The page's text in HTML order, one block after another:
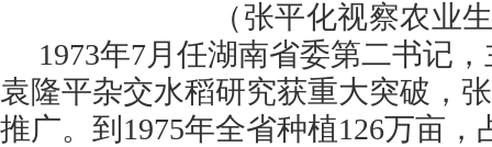
（张平化视察农业
1973年7月任湖南省委第二书记
袁隆平杂交水稻研究获重大突破，
推广。到1975年全省种植126万亩，